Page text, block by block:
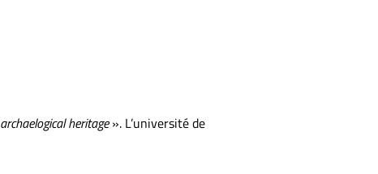
heritage». L’université de